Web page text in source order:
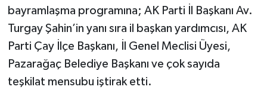
bayramlaşma programına; AK Parti İl Başkanı Av.
Turgay Şahin’in yanı sıra il başkan yardımcısı, AK
Parti Çay İlçe Başkanı, İl Genel Meclisi Üyesi,
Pazarağaç Belediye Başkanı ve çok sayıda
teşkilat mensubu iştirak etti.